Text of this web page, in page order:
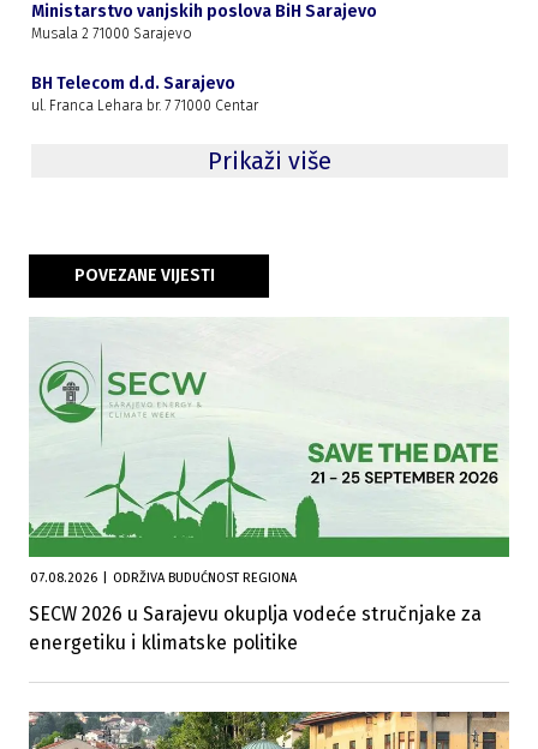
Ministarstvo vanjskih poslova BiH Sarajevo
Musala 2 71000 Sarajevo
BH Telecom d.d. Sarajevo
ul. Franca Lehara br. 7 71000 Centar
Prikaži više
POVEZANE VIJESTI
07.08.2026 ODRŽIVA BUDUĆNOST REGIONA
SECW 2026 u Sarajevu okuplja vodeće stručnjake za
energetiku i klimatske politike